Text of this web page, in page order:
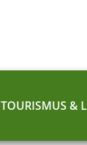
TOURISMUS &